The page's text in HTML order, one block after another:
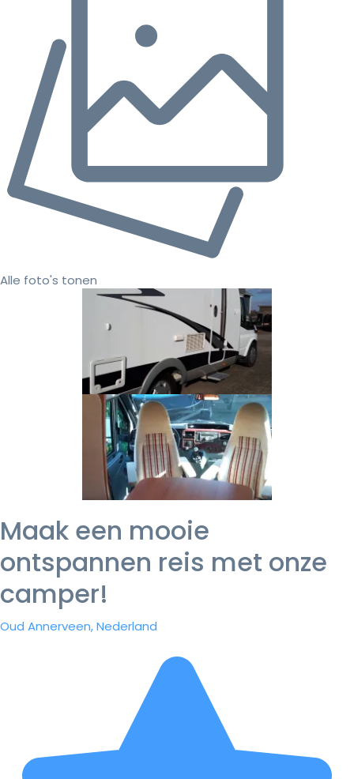
Alle foto's tonen
Maak een mooie
ontspannen reis met onze
camper!
Oud Annerveen, Nederland